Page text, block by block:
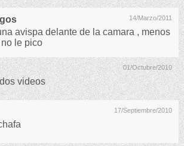
14/Marzo/2011
avispa delante de la camara , menos
le pico
01/Octubre/2010
videos
17/Septiembre/2010